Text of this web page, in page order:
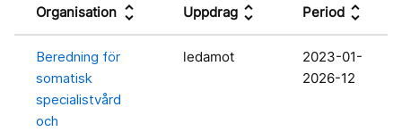
Organisation unfold_more Uppdrag unfold_more Period unfold_more
Beredning för
somatisk
specialistvård
och
ledamot
2023-01-
2026-12